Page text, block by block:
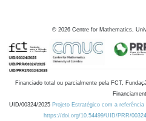
© 2026 Centre for Mathematics,
Financiado total ou parcialmente pela FCT,
UID/00324/2025 Projeto Estratégico com a
https://doi.org/10.54499/UID/PRR/